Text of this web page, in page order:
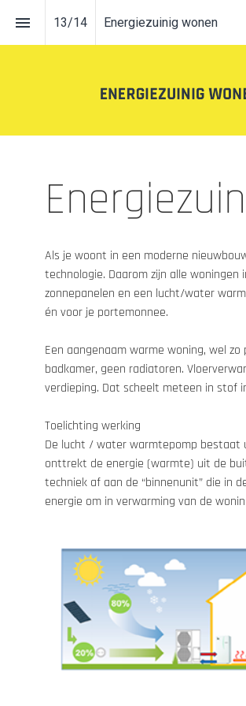
13/14 Energiezuinig wonen
Als je woont in een moderne
technologie. Daarom zijn alle woningen
zonnepanelen en een lucht/water
én voor je portemonnee.
Een aangenaam warme woning, wel
badkamer, geen radiatoren.
verdieping. Dat scheelt meteen in stof
Toelichting werking
De lucht / water warmtepomp bestaat
onttrekt de energie (warmte) uit de
techniek af aan de “binnenunit” die in
energie om in verwarming van de